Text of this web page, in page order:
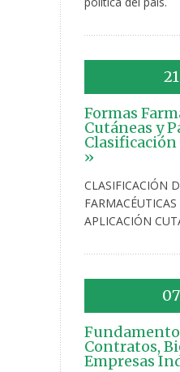
21
Formas
Cutáneas y
»
CLASIFICACIÓN
APLICACIÓN
07
Contratos,
Empresas